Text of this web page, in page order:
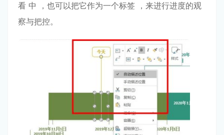
看 中 ，也可以把它作为⼀个标签 ，来进⾏进度的观
察与把控。